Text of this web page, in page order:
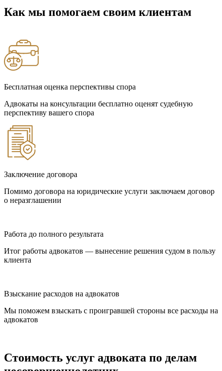
Как мы помогаем своим клиентам
Бесплатная оценка перспективы спора
Адвокаты на консультации бесплатно оценят судебную
перспективу вашего спора
Заключение договора
Помимо договора на юридические услуги заключаем договор
о неразглашении
Работа до полного результата
Итог работы адвокатов — вынесение решения судом в пользу
клиента
Взыскание расходов на адвокатов
Мы поможем взыскать с проигравшей стороны все расходы на
адвокатов
Стоимость услуг адвоката по делам